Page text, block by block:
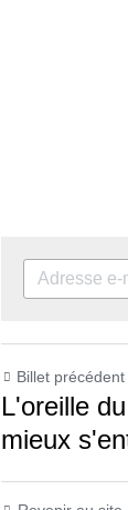
Billet précédent
L'oreille
mieux